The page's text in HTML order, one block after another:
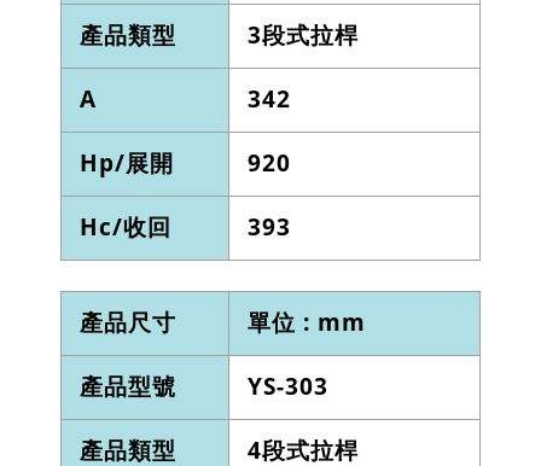
產品類型 3段式拉桿
A 342
Hp/展開 920
Hc/收回 393
產品尺寸 單位 : mm
產品型號 YS-303
產品類型 4段式拉桿